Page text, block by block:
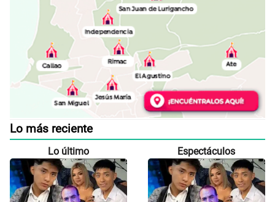
Lo más reciente
Lo último Espectáculos